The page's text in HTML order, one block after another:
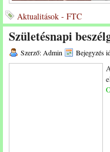
Aktualitások - FTC
Születésnapi
Szerző: Admin Bejegyzés